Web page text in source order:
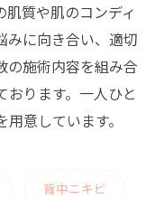
質や肌のコンディ
みに向き合い、適切
の施術内容を組み合
ります。一人ひと
意しています。
背中ニキビ